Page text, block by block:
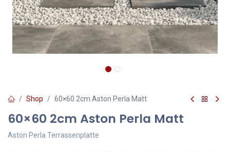
Shop 60×60 2cm Aston Perla Matt
60×60 2cm Aston Perla Matt
Aston Perla Terrassenplatte